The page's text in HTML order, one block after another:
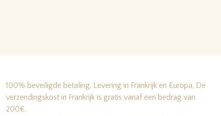
100% beveiligde betaling, Levering in Frankrijk en Europa, De
verzendingskost in Frankrijk is gratis vanaf een bedrag van
200€.